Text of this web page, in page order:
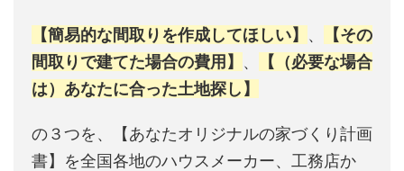
【簡易的な間取りを作成してほしい】 、
【その
間取りで建てた場合の費用】 、
【（必要な場合
は）あなたに合った土地探し】
の３つを、【あなたオリジナルの家づくり計画
書】を全国各地のハウスメーカー、工務店か